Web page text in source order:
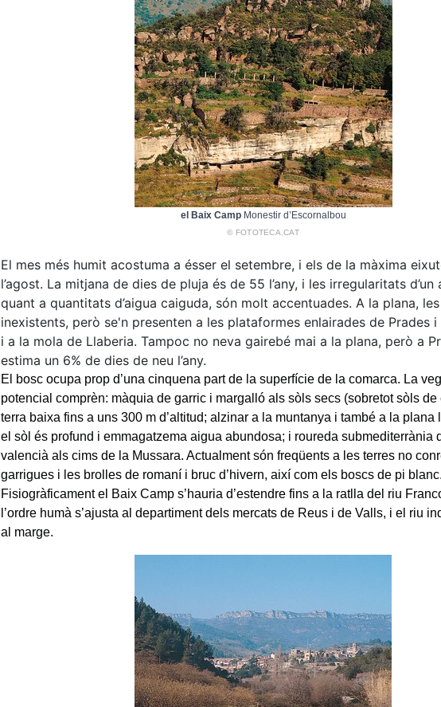
el Baix CampMonestir d’Escornalbou
© FOTOTECA.CAT
El mes més humit acostuma a ésser el setembre, i els de la màxima
l’agost. La mitjana de dies de pluja és de 55 l’any, i les irregularitats d’un
quant a quantitats d’aigua caiguda, són molt accentuades. A la plana,
inexistents, però se'n presenten a les plataformes enlairades de Prades i
i a la mola de Llaberia. Tampoc no neva gairebé mai a la plana, però a
estima un 6% de dies de neu l’any.
El bosc ocupa prop d’una cinquena part de la superfície de la comarca. La
potencial comprèn: màquia de garric i margalló als sòls secs (sobretot sòls de
terra baixa fins a uns 300 m d’altitud; alzinar a la muntanya i també a la plana
el sòl és profund i emmagatzema aigua abundosa; i roureda submediterrània
valencià als cims de la Mussara. Actualment són freqüents a les terres no
garrigues i les brolles de romaní i bruc d’hivern, així com els boscs de pi blanc.
Fisiogràficament el Baix Camp s’hauria d’estendre fins a la ratlla del riu
l’ordre humà s’ajusta al departiment dels mercats de Reus i de Valls, i el riu
al marge.